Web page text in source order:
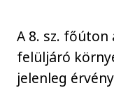
A 8. sz. főúton
felüljáró
jelenleg